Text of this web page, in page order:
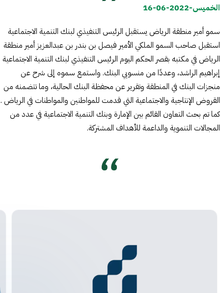
الخميس-2022-06-16
سمو أمير منطقة الرياض يستقبل الرئيس التنفيذي لبنك التنمية الاجتماعية
استقبل صاحب السمو الملكي الأمير فيصل بن بندر بن عبدالعزيز أمير منطقة
الرياض في مكتبه بقصر الحكم اليوم الرئيس التنفيذي لبنك التنمية الاجتماعية
إبراهيم الراشد، وعددًا من منسوبي البنك. واستمع سموه إلى شرح عن
منجزات البنك في المنطقة وتقرير عن محفظة البنك الحالية، وما تتضمنه من
القروض الإنتاجية والاجتماعية التي قدمت للمواطنين والمواطنات في الرياض .
كما تم بحث التعاون القائم بين الإمارة وبنك التنمية الاجتماعية في عدد من
المجالات التنموية والداعمة للأهداف المشتركة.